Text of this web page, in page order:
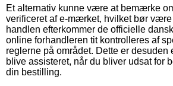
Et alternativ kunne være at bemærke
verificeret af e-mærket, hvilket bør være
handlen efterkommer de officielle
online forhandleren tit kontrolleres af
reglerne på området. Dette er desuden
blive assisteret, når du bliver udsat for
din bestilling.